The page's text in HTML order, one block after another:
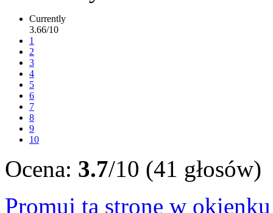
Currently
3.66/10
1
2
3
4
5
6
7
8
9
10
Ocena: 3.7/10 (41 głosów)
Promuj tą stronę w